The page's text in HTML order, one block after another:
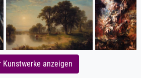
Kunstwerke anzeigen